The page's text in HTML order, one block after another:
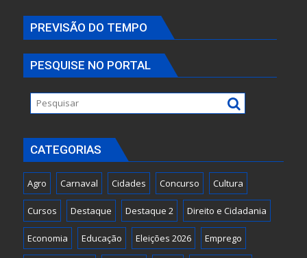
PREVISÃO DO TEMPO
PESQUISE NO PORTAL
CATEGORIAS
Agro Carnaval Cidades Concurso Cultura
Cursos Destaque Destaque 2 Direito e Cidadania
Economia Educação Eleições 2026 Emprego